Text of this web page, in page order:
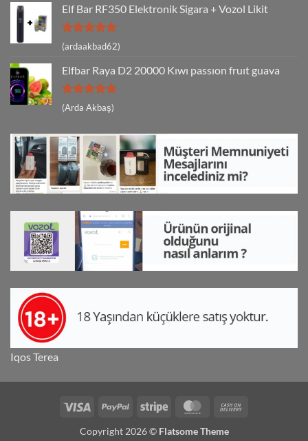
Elf Bar RF350 Elektronik Sigara + Vozol Likit
5 üzerinden
5
(ardaakbad62)
Elfbar Raya D2 20000 Kıwı passıon fruıt guava
5 üzerinden
5
(Arda Akbaş)
Iqos Terea
Visa PayPal Stripe MasterCard
Copyright 2026 © Flatsome Theme